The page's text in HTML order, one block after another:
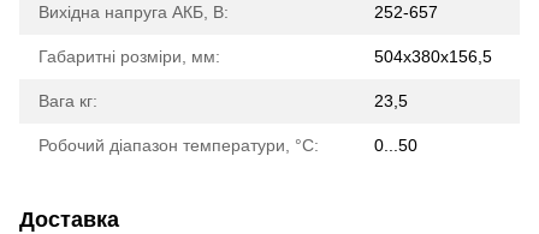
Вихідна напруга АКБ, В: 252-657
Габаритні розміри, мм: 504x380x156,5
Вага кг: 23,5
Робочий діапазон температури, °C: 0...50
Доставка